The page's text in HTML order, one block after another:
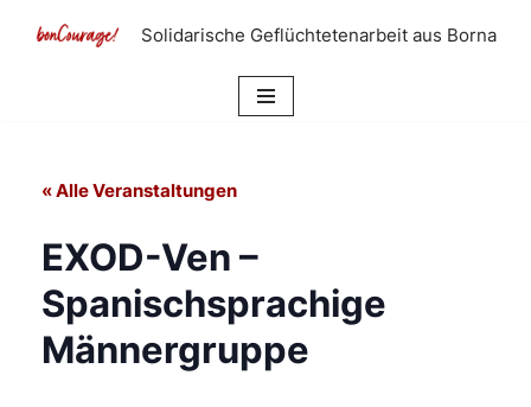
Solidarische Geflüchtetenarbeit aus Borna
« Alle Veranstaltungen
EXOD-Ven –
Spanischsprachige
Männergruppe